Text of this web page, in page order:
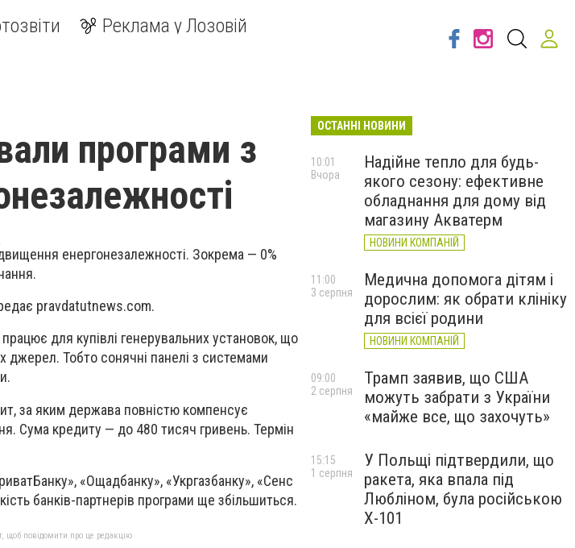
Реклама у Лозовій
програми з
енергонезалежності. Зокрема — 0%
pravdatutnews.com.
для купівлі генерувальних установок, що
джерел. Тобто сонячні панелі з системами
за яким держава повністю компенсує
Сума кредиту — до 480 тисяч гривень. Термін
«Ощадбанку», «Укргазбанку», «Сенс
банків-партнерів програми ще збільшиться.
щоб повідомити про це редакцію
ОСТАННІ НОВИНИ
Надійне тепло для будь-
якого сезону: ефективне
обладнання для дому від
магазину Акватерм
НОВИНИ КОМПАНІЙ
10:01
Вчора
Медична допомога дітям і
дорослим: як обрати клініку
для всієї родини
НОВИНИ КОМПАНІЙ
11:00
3 серпня
Трамп заявив, що США
можуть забрати з України
«майже все, що захочуть»
09:00
2 серпня
У Польщі підтвердили, що
ракета, яка впала під
Любліном, була російською
Х-101
15:15
1 серпня